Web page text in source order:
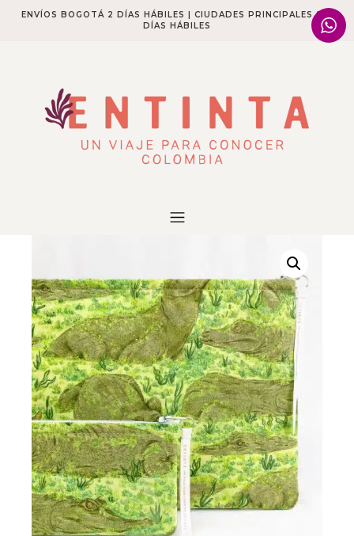
ENVÍOS BOGOTÁ 2 DÍAS HÁBILES | CIUDADES PRINCIPALES 2-4
DÍAS HÁBILES​